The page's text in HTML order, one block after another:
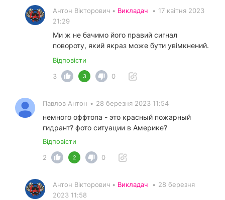
Антон Вікторович • Викладач • 17 квітня 2023
21:29
Ми ж не бачимо його правий сигнал
повороту, який якраз може бути увімкнений.
Відповісти
3
3 0
Павлов Антон • 28 березня 2023 11:54
немного оффтопа - это красный пожарный
гидрант? фото ситуации в Америке?
Відповісти
2
2 0
Антон Вікторович • Викладач • 28 березня
2023 11:58